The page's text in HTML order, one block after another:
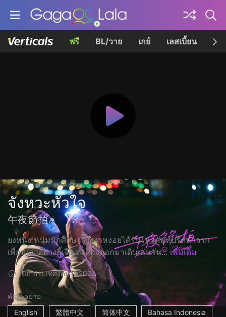
ฟรี BL/วาย เกย์ เลสเบี้ยน เค
จังหวะหัวใจ
午夜節拍
ยงหนิง หนุ่มนักศึกษาผู้เหงาหงอยได้รับโทรศัพท์ปริศนาจาก
เพื่อนเก่าอย่างอี้เจีย ทั้งสองออกมาเดินเล่นกัน... เพิ่มเติม
19mประเทศไต้หวัน2023
คำบรรยาย
English
繁體中文 简体中文 Bahasa Indonesia